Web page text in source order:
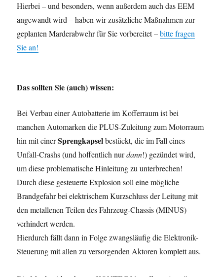
Hierbei – und besonders, wenn außerdem auch das EEM
angewandt wird – haben wir zusätzliche Maßnahmen zur
geplanten Marderabwehr für Sie vorbereitet –bitte fragen
Sie an!
Das sollten Sie (auch) wissen:
Bei Verbau einer Autobatterie im Kofferraum ist bei
manchen Automarken die PLUS-Zuleitung zum Motorraum
hin mit einerSprengkapselbestückt, die im Fall eines
Unfall-Crashs (und hoffentlich nurdann!) gezündet wird,
um diese problematische Hinleitung zu unterbrechen!
Durch diese gesteuerte Explosion soll eine mögliche
Brandgefahr bei elektrischem Kurzschluss der Leitung mit
den metallenen Teilen des Fahrzeug-Chassis (MINUS)
verhindert werden.
Hierdurch fällt dann in Folge zwangsläufig die Elektronik-
Steuerung mit allen zu versorgenden Aktoren komplett aus.